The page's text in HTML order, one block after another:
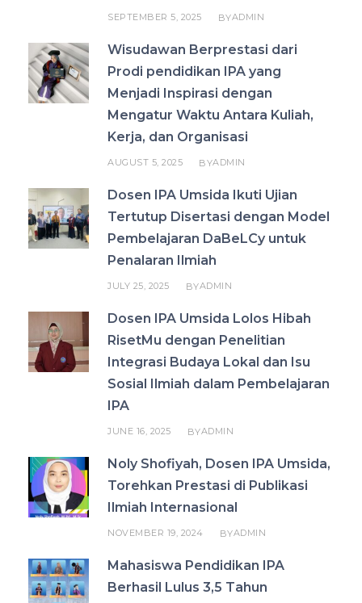
SEPTEMBER 5, 2025 BYADMIN
Wisudawan Berprestasi dari
Prodi pendidikan IPA yang
Menjadi Inspirasi dengan
Mengatur Waktu Antara Kuliah,
Kerja, dan Organisasi
AUGUST 5, 2025 BYADMIN
Dosen IPA Umsida Ikuti Ujian
Tertutup Disertasi dengan Model
Pembelajaran DaBeLCy untuk
Penalaran Ilmiah
JULY 25, 2025 BYADMIN
Dosen IPA Umsida Lolos Hibah
RisetMu dengan Penelitian
Integrasi Budaya Lokal dan Isu
Sosial Ilmiah dalam Pembelajaran
IPA
JUNE 16, 2025 BYADMIN
Noly Shofiyah, Dosen IPA Umsida,
Torehkan Prestasi di Publikasi
Ilmiah Internasional
NOVEMBER 19, 2024 BYADMIN
Mahasiswa Pendidikan IPA
Berhasil Lulus 3,5 Tahun